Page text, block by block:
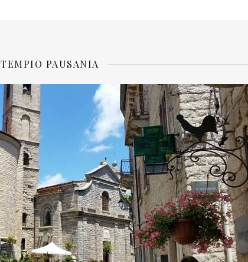
TEMPIO PAUSANIA